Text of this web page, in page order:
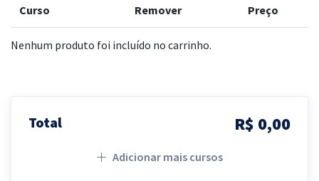
Curso Remover Preço
Nenhum produto foi incluído no carrinho.
Total R$ 0,00
Adicionar mais cursos